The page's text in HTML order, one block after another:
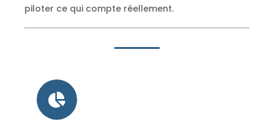
piloter ce qui compte réellement.